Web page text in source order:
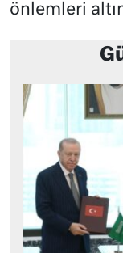
önlemleri